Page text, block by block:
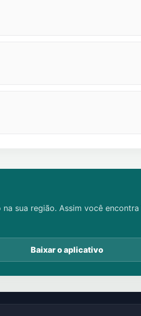
sua região. Assim você encontra
Baixar o aplicativo